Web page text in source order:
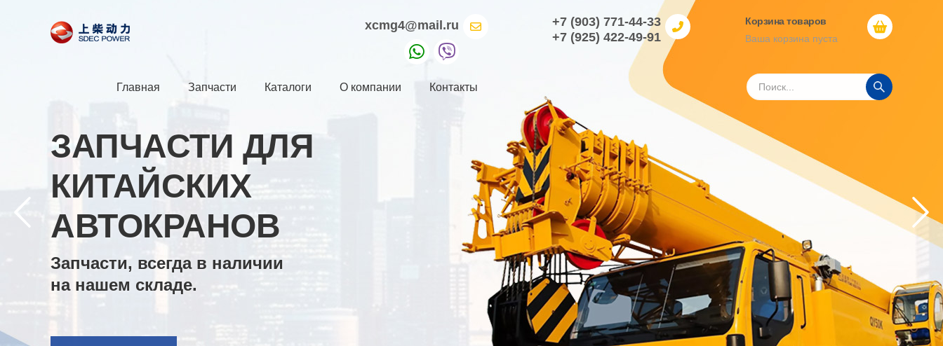
xcmg4@mail.ru
+7 (903) 771-44-33
+7 (925) 422-49-91
Корзина товаров
Ваша корзина пуста
Главная Запчасти Каталоги О компании Контакты
ЗАПЧАСТИ ДЛЯ
КИТАЙСКИХ
АВТОКРАНОВ
Запчасти, всегда в наличии
на нашем складе.